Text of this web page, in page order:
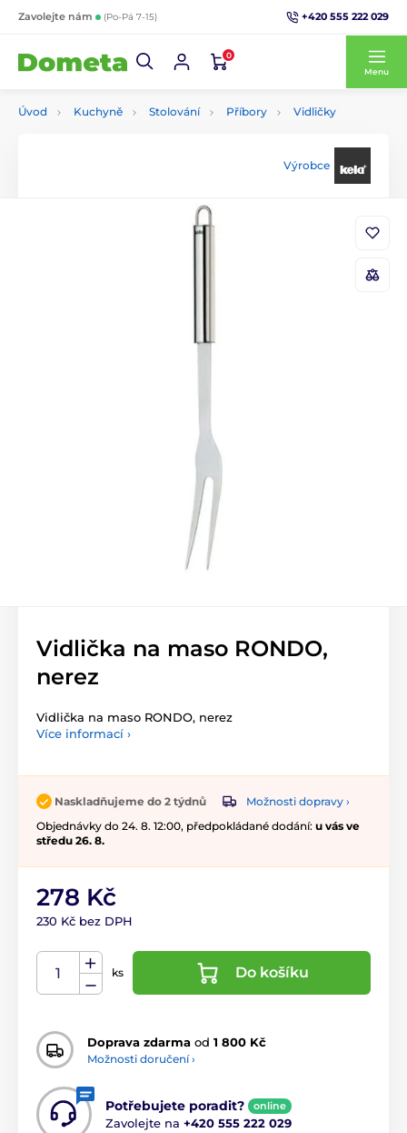
Zavolejte nám (Po-Pá 7-15) +420 555 222 029
0
Menu
Úvod Kuchyně Stolování Příbory Vidličky
Výrobce
Vidlička na maso RONDO,
nerez
Vidlička na maso RONDO, nerez
Více informací ›
Naskladňujeme do 2 týdnů
Možnosti dopravy ›
Objednávky do 24. 8. 12:00, předpokládané dodání: u vás ve
středu 26. 8.
278 Kč
230 Kč bez DPH
ks Do košíku
Doprava zdarma od 1 800 Kč
Možnosti doručení ›
Potřebujete poradit? online
Zavolejte na +420 555 222 029